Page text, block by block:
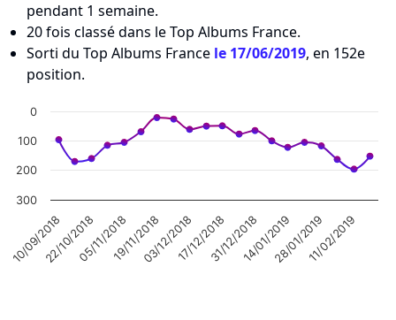
pendant 1 semaine.
20 fois classé dans le Top Albums France.
Sorti du Top Albums France le 17/06/2019, en 152e
position.
10/09/201822/10/201805/11/201819/11/201803/12/201817/12/201831/12/201814/01/201928/01/201911/02/2019
0
100
200
300